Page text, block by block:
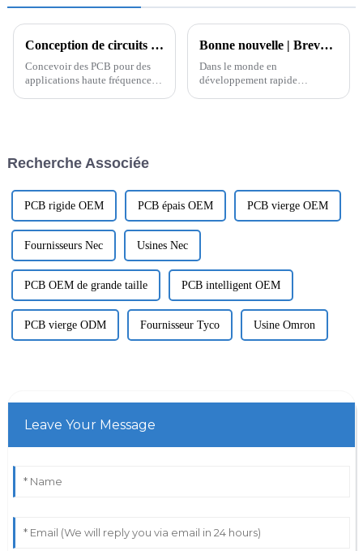
Conception de circuits imprimés haute fréquence : conseils d'experts et meilleures pratiques
Concevoir des PCB pour des
applications haute fréquence
sélectionner le bon matériau...
Bonne nouvelle | Brevet obtenu pour la puce de sécurité du terminal intelligent par satellite
Dans le monde en
développement rapide
réseau...
Recherche Associée
PCB rigide OEM PCB épais OEM PCB vierge OEM
Fournisseurs Nec Usines Nec
PCB OEM de grande taille PCB intelligent OEM
PCB vierge ODM Fournisseur Tyco Usine Omron
Leave Your Message